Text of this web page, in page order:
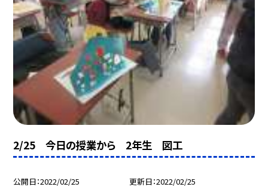
2/25 今日の授業から 2年生 図工
公開日 2022/02/25 更新日 2022/02/25